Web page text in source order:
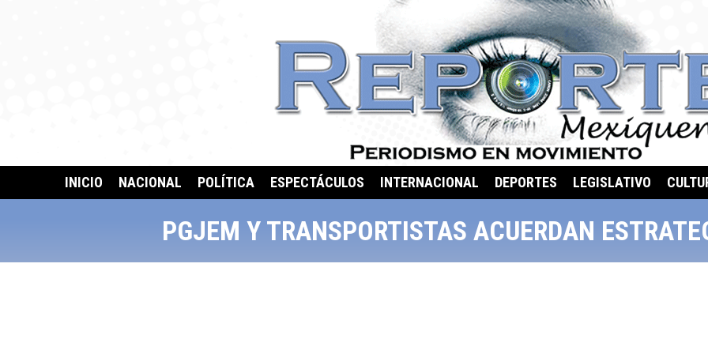
INICIO NACIONAL POLÍTICA ESPECTÁCULOS INTERNACIONAL DEPORTES LEGISLATIVO
PGJEM Y TRANSPORTISTAS ACUERDAN